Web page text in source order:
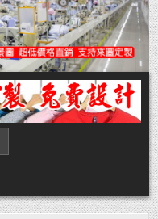
推薦,做班系校服定製價格,台灣香
廠商